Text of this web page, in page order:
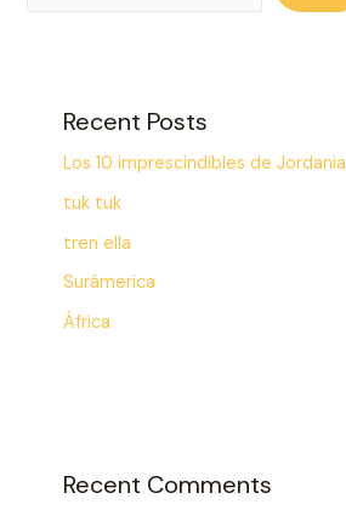
Recent Posts
Los 10 imprescindibles de Jordania
tuk tuk
tren ella
Surámerica
África
Recent Comments